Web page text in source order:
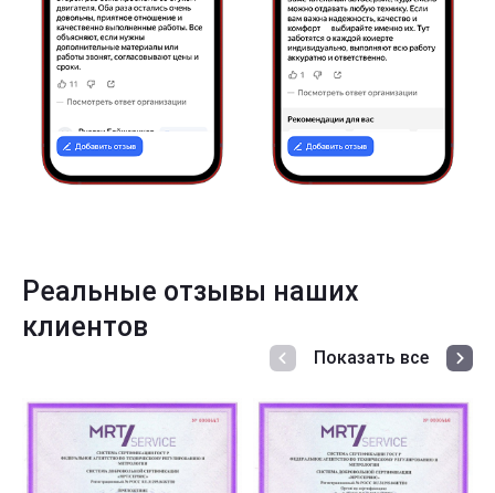
Реальные отзывы наших
клиентов
Показать все